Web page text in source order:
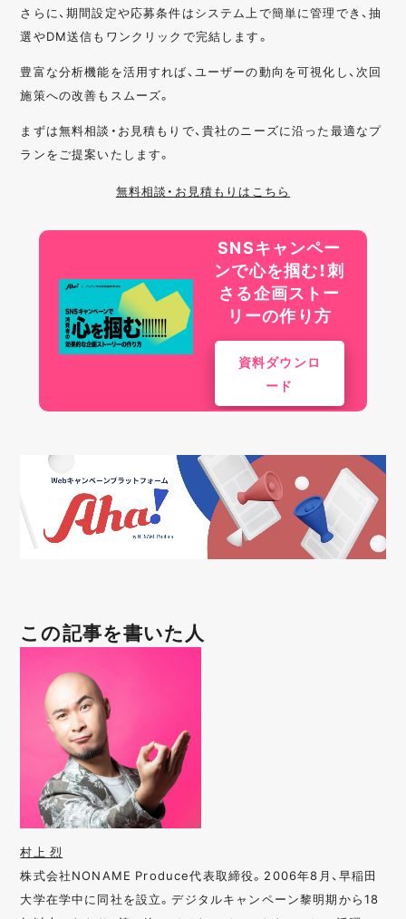
さらに、期間設定や応募条件はシステム上で簡単に管理でき、抽
選やDM送信もワンクリックで完結します。
豊富な分析機能を活用すれば、ユーザーの動向を可視化し、次回
施策への改善もスムーズ。
まずは無料相談・お見積もりで、貴社のニーズに沿った最適なプ
ランをご提案いたします。
無料相談・お見積もりはこちら
SNSキャンペー
ンで心を掴む！刺
さる企画ストー
リーの作り方
資料ダウンロ
ード
この記事を書いた人
村上 烈
株式会社NONAME Produce代表取締役。2006年8月、早稲田
大学在学中に同社を設立。デジタルキャンペーン黎明期から18